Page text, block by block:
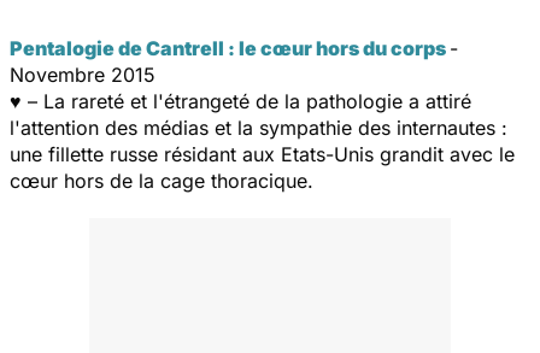
Pentalogie de Cantrell : le cœur hors du corps -
Novembre 2015
♥ – La rareté et l'étrangeté de la pathologie a attiré
l'attention des médias et la sympathie des internautes :
une fillette russe résidant aux Etats-Unis grandit avec le
cœur hors de la cage thoracique.